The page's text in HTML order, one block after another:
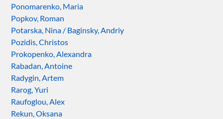
Ponomarenko, Maria
Popkov, Roman
Potarska, Nina / Baginsky, Andriy
Pozidis, Christos
Prokopenko, Alexandra
Rabadan, Antoine
Radygin, Artem
Rarog, Yuri
Raufoglou, Alex
Rekun, Oksana